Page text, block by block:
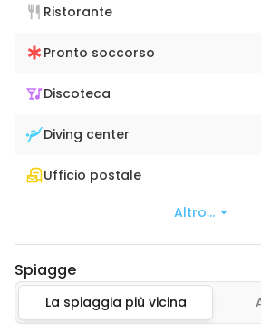
Ristorante
Pronto soccorso
Discoteca
Diving center
Ufficio postale
Altro...
Spiagge
La spiaggia più vicina